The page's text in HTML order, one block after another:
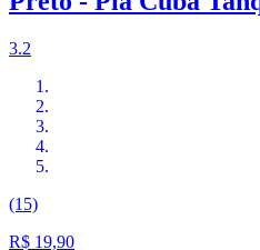
3.2
(15)
R$ 19,90